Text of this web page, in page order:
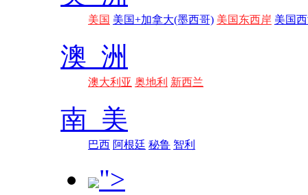
美国 美国+加拿大(墨西哥) 美国东西岸 美国
澳 洲
澳大利亚 奥地利 新西兰
南 美
巴西 阿根廷 秘鲁 智利
">